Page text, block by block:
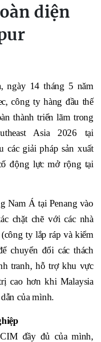
diện
ngày 14 tháng 5 năm
công ty hàng đầu thế
thành triển lãm trong
Asia 2026 tại
giải pháp sản xuất
động lực mở rộng tại
Nam Á tại Penang vào
chặt chẽ với các nhà
ty lắp ráp và kiểm
chuyển đổi các thách
tranh, hỗ trợ khu vực
cao hơn khi Malaysia
của mình.
đầy đủ của mình,